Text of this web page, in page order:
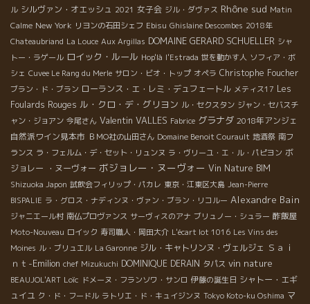
ル シルヴァン・オエッシュ 2021 女子会 ジル・ダヴァス Rhône sud Matin
Calme New York リヨンの石田シェフ Ebisu Ghislaine Descombes 2018年
Chateaubriand La Louce Aux Argillas DOMAINE GERARD SCHUELLER シャ
トー・ラゲール ロイック・ルール Hop'là l'Estrada 世を動かす人 ソフィア・ボ
シェ Cuvee Le Rang du Merle サロン・ビオ・トップ オペラ Christophe Foucher
ブラン・ド・ブラン ローランス・エ・レミ・デュフェートル メティス17 Les
Foulards Rouges ル・クロ・デ・グリヨン ル・セクスタン ジャン・セバスチ
ャン・ジョアン 今尾さん Valentin VALLES Fabrice グラナダ 2018年アンジェ
自然派ワイン見本市 ＢＭО社の山田さん Domaine Benoit Courault 地酒祭 南フ
ランス ラ・フェルム・デ・セット・リュンヌ ラ・ヴリーユ・エ・ル・パピヨン ボ
ジョレー ・ヌーヴォー ボジョレー・ヌーヴォー Vin Nature BIM
Shizuoka Japon 試飲会フィリップ・パカレ 東京・江東区大島 Jean-Pierre
BISPALIE ラ・グロス・ナディンヌ・ヴァン・ブラン・リコルー Alexandre Bain
ジャニエール村 南仏プロヴァンス サーヴィスのアナ ブリュノー・シュラー 酢飯屋
Moto-Nouveau ロイック 寿司職人・岡田大介 L'écart lot 1016 Les Vins des
Moines ル・ブリュエル La Garonne ジル・キャトリンヌ・ヴェルジェ Ｓａｉ
ｎｔ-Emilion chef Mizukuchi DOMINIQUE DERAIN タパス vin nature
BEAUJOL'ART Loïc ドメーヌ・フランソワ・サンロ 伊藤の誕生日 シャトー・エギ
ュイユ ク・ド・フードル ラトリエ・ド・キュイジンヌ Tokyo Koto-ku Oshima マ